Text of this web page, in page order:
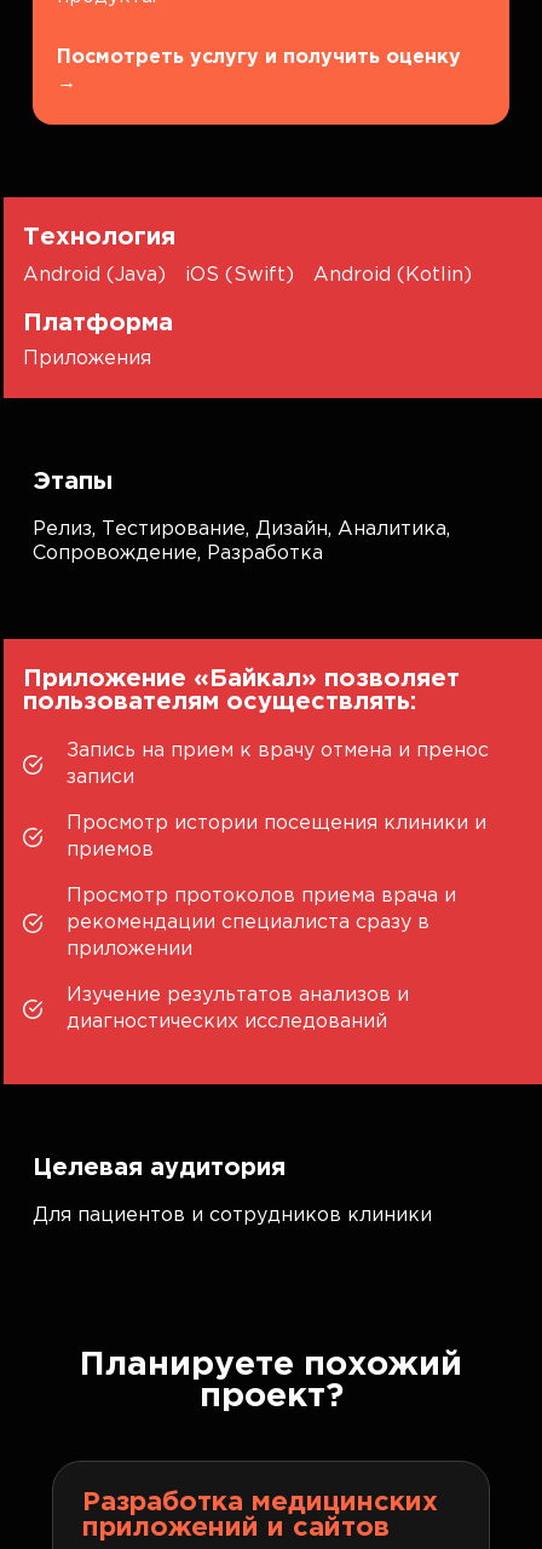
Посмотреть услугу и получить оценку
→
Технология
Android (Java) iOS (Swift) Android (Kotlin)
Платформа
Приложения
Этапы
Релиз, Тестирование,Дизайн,Аналитика,
Сопровождение, Разработка
Приложение «Байкал» позволяет
пользователям осуществлять:
Запись на прием к врачу отмена и пренос
записи
Просмотр истории посещения клиники и
приемов
Просмотр протоколов приема врача и
рекомендации специалиста сразу в
приложении
Изучение результатов анализов и
диагностических исследований
Целевая аудитория
Для пациентов и сотрудников клиники
Планируете похожий
проект?
Разработка медицинских
приложений и сайтов